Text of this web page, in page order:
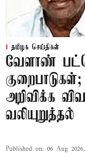
தமிழக செய்திகள்
வேளாண்
அறிவிக்க
வலியுறுத்தல்
Published on: 06 Aug